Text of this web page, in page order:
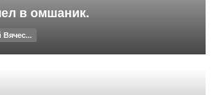
в омшаник.
Вячес...